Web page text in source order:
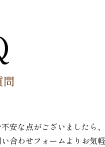
問
安な点がございましたら、
合わせフォームよりお気